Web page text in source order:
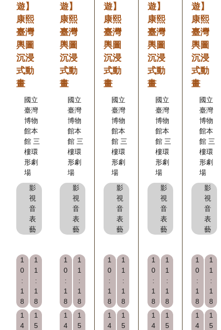
隱
私
權
與
資
訊
著
聲
遊】
康熙
臺灣
輿圖
沉浸
式動
畫
國立
臺灣
博物
館本
館 三
樓環
形劇
場
影
視
音
表
藝
1
0
:
1
8
1
1
:
1
8
1
4
1
5
遊】
康熙
臺灣
輿圖
沉浸
式動
畫
國立
臺灣
博物
館本
館 三
樓環
形劇
場
影
視
音
表
藝
1
0
:
1
8
1
1
:
1
8
1
4
1
5
遊】
康熙
臺灣
輿圖
沉浸
式動
畫
國立
臺灣
博物
館本
館 三
樓環
形劇
場
影
視
音
表
藝
1
0
:
1
8
1
1
:
1
8
1
4
1
5
遊】
康熙
臺灣
輿圖
沉浸
式動
畫
國立
臺灣
博物
館本
館 三
樓環
形劇
場
影
視
音
表
藝
1
0
:
1
8
1
1
:
1
8
1
4
1
5
遊】
康熙
臺灣
輿圖
沉浸
式動
畫
國立
臺灣
博物
館本
館 三
樓環
形劇
場
影
視
音
表
藝
1
0
:
1
8
1
1
:
1
8
1
4
1
5